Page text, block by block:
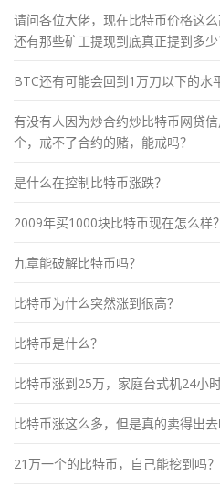
请问各位大佬，现在比特币价格这
还有那些矿工提现到底真正提到多少
BTC还有可能会回到1万刀以下的水
有没有人因为炒合约炒比特币网贷
个，戒不了合约的赌，能戒吗？
是什么在控制比特币涨跌？
2009年买1000块比特币现在怎么样？
九章能破解比特币吗？
比特币为什么突然涨到很高？
比特币是什么？
比特币涨到25万，家庭台式机24小
比特币涨这么多，但是真的卖得出去
21万一个的比特币，自己能挖到吗？